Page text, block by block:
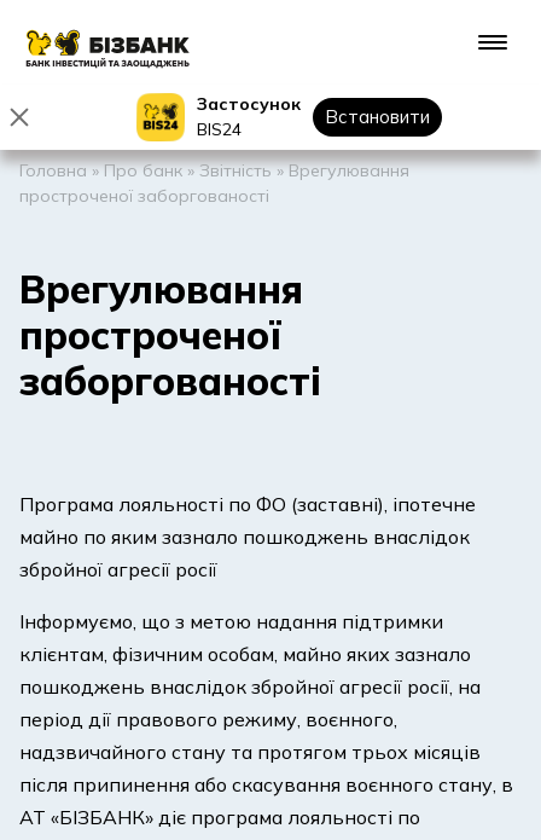
Застосунок
BIS24
Встановити
Головна»Про банк»Звітність»Врегулювання
простроченої заборгованості
Врегулювання
простроченої
заборгованості
Програма лояльності по ФО (заставні), іпотечне
майно по яким зазнало пошкоджень внаслідок
збройної агресії росії
Інформуємо, що з метою надання підтримки
клієнтам, фізичним особам, майно яких зазнало
пошкоджень внаслідок збройної агресії росії, на
період дії правового режиму, воєнного,
надзвичайного стану та протягом трьох місяців
після припинення або скасування воєнного стану, в
АТ «БІЗБАНК» діє програма лояльності по